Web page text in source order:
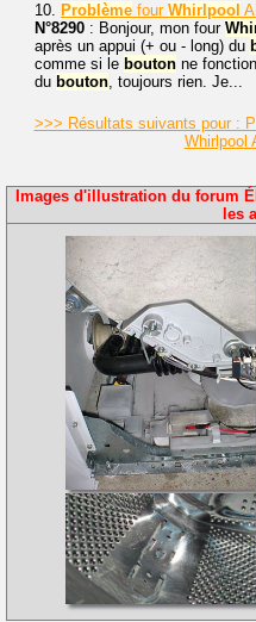
10. Problème four Whirlpool
N°8290 : Bonjour, mon four
après un appui (+ ou - long) du
comme si le bouton ne
du bouton, toujours rien. Je...
>>> Résultats suivants pour :
Whirlpool
Images d'illustration du forum
les